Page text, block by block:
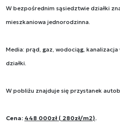
W bezpośrednim sąsiedztwie działki
mieszkaniowa jednorodzinna.
Media: prąd, gaz, wodociąg,
działki.
W pobliżu znajduje się przystanek
Cena: 448 000zł ( 280zł/m2).